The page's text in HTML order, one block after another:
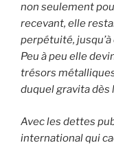
non seulement
recevant, elle
perpétuité,
Peu à peu elle
trésors
duquel gravita
Avec les dettes
international qui